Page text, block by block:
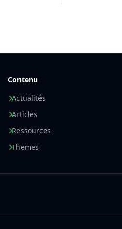
Contenu
Actualités
Articles
Ressources
Themes